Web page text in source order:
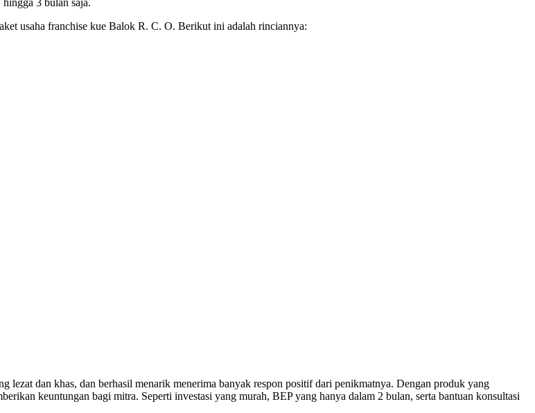
3 bulan saja.
usaha franchise kue Balok R. C. O. Berikut ini adalah rinciannya:
dan khas, dan berhasil menarik menerima banyak respon positif dari penikmatnya. Dengan produk yang
keuntungan bagi mitra. Seperti investasi yang murah, BEP yang hanya dalam 2 bulan, serta bantuan konsultasi